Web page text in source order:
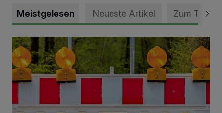
Meistgelesen Neueste Artikel Zum Thema
Vollsperrung der Talstraße in Grevenbroich-Kapellen